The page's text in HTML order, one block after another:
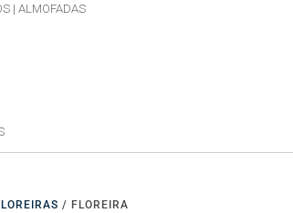
| ALMOFADAS
/ FLOREIRA